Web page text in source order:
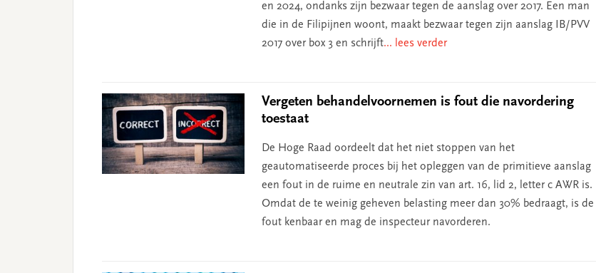
en 2024, ondanks zijn bezwaar tegen de aanslag over 2017. Een man
die in de Filipijnen woont, maakt bezwaar tegen zijn aanslag IB/PVV
2017 over box 3 en schrijft... lees verder
Vergeten behandelvoornemen is fout die navordering
toestaat
De Hoge Raad oordeelt dat het niet stoppen van het
geautomatiseerde proces bij het opleggen van de primitieve aanslag
een fout in de ruime en neutrale zin van art. 16, lid 2, letter c AWR is.
Omdat de te weinig geheven belasting meer dan 30% bedraagt, is de
fout kenbaar en mag de inspecteur navorderen.